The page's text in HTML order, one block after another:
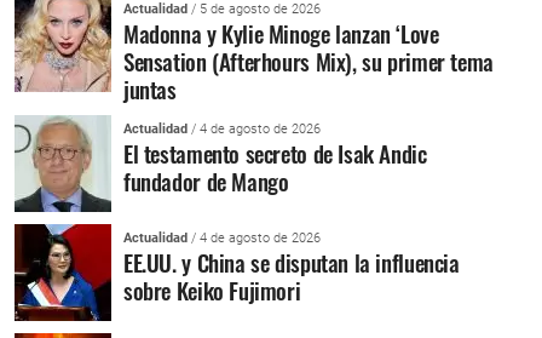
Actualidad / 5 de agosto de 2026
Madonna y Kylie Minoge lanzan ‘Love
Sensation (Afterhours Mix), su primer tema
juntas
Actualidad / 4 de agosto de 2026
El testamento secreto de Isak Andic
fundador de Mango
Actualidad / 4 de agosto de 2026
EE.UU. y China se disputan la influencia
sobre Keiko Fujimori